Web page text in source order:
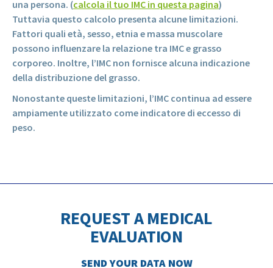
una persona. (calcola il tuo IMC in questa pagina)
Tuttavia questo calcolo presenta alcune limitazioni.
Fattori quali età, sesso, etnia e massa muscolare
possono influenzare la relazione tra IMC e grasso
corporeo. Inoltre, l’IMC non fornisce alcuna indicazione
della distribuzione del grasso.
Nonostante queste limitazioni, l’IMC continua ad essere
ampiamente utilizzato come indicatore di eccesso di
peso.
REQUEST A MEDICAL
EVALUATION
SEND YOUR DATA NOW